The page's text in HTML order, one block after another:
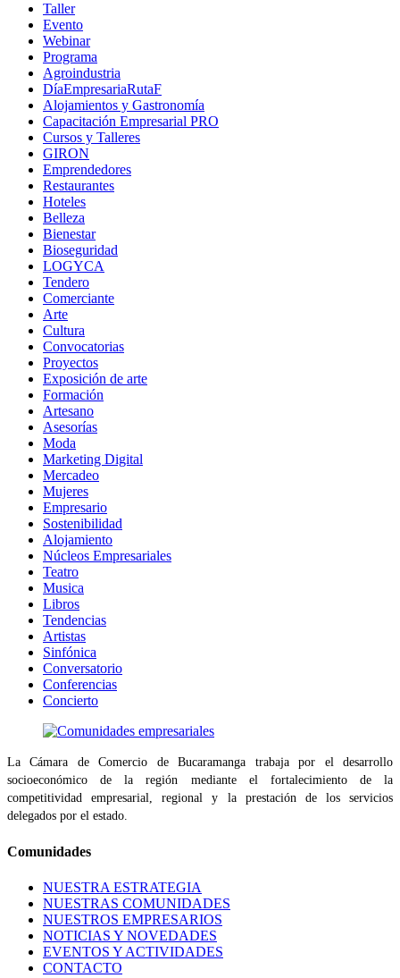
Taller
Evento
Webinar
Programa
Agroindustria
DíaEmpresariaRutaF
Alojamientos y Gastronomía
Capacitación Empresarial PRO
Cursos y Talleres
GIRON
Emprendedores
Restaurantes
Hoteles
Belleza
Bienestar
Bioseguridad
LOGYCA
Tendero
Comerciante
Arte
Cultura
Convocatorias
Proyectos
Exposición de arte
Formación
Artesano
Asesorías
Moda
Marketing Digital
Mercadeo
Mujeres
Empresario
Sostenibilidad
Alojamiento
Núcleos Empresariales
Teatro
Musica
Libros
Tendencias
Artistas
Sinfónica
Conversatorio
Conferencias
Concierto
La Cámara de Comercio de Bucaramanga trabaja por el desarrollo
socioeconómico de la región mediante el fortalecimiento de la
competitividad empresarial, regional y la prestación de los servicios
delegados por el estado.
Comunidades
NUESTRA ESTRATEGIA
NUESTRAS COMUNIDADES
NUESTROS EMPRESARIOS
NOTICIAS Y NOVEDADES
EVENTOS Y ACTIVIDADES
CONTACTO